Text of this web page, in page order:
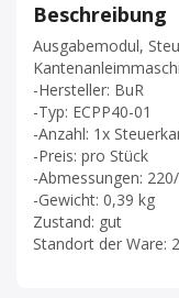
Beschreibung
Ausgabemodul,
-Hersteller: BuR
-Typ: ECPP40-01
-Anzahl: 1x
-Preis: pro Stück
-Abmessungen:
-Gewicht: 0,39 kg
Zustand: gut
Standort der Ware: